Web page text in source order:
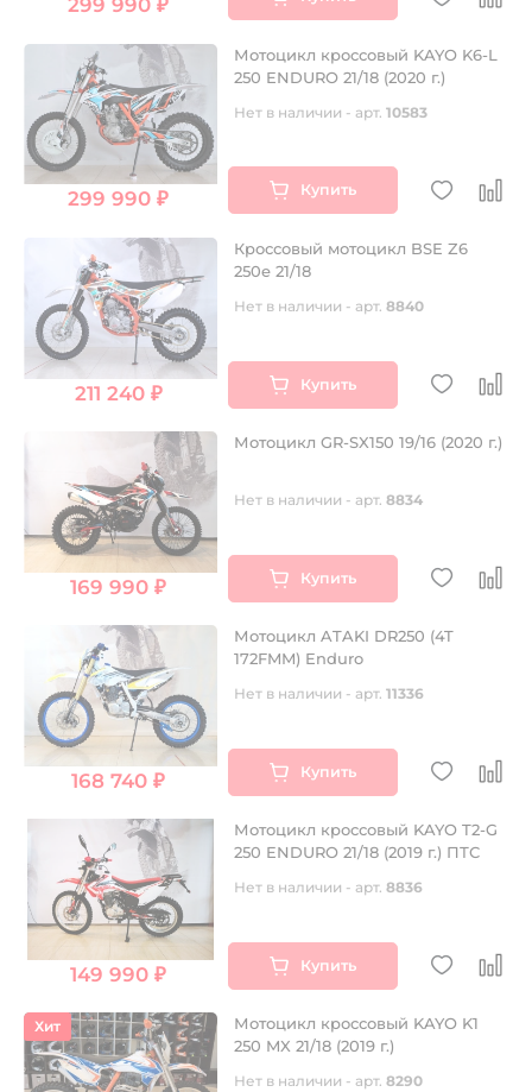
299 990 ₽
299 990 ₽
Мотоцикл кроссовый KAYO K6-L
250 ENDURO 21/18 (2020 г.)
Нет в наличии - арт.10583
Купить
211 240 ₽
Кроссовый мотоцикл BSE Z6
250e 21/18
Нет в наличии - арт.8840
Купить
169 990 ₽
Мотоцикл GR-SX150 19/16 (2020 г.)
Нет в наличии - арт.8834
Купить
168 740 ₽
Мотоцикл ATAKI DR250 (4T
172FMM) Enduro
Нет в наличии - арт.11336
Купить
149 990 ₽
Мотоцикл кроссовый KAYO T2-G
250 ENDURO 21/18 (2019 г.) ПТС
Нет в наличии - арт.8836
Купить
Хит
Мотоцикл кроссовый KAYO K1
250 MX 21/18 (2019 г.)
Нет в наличии - арт.8290